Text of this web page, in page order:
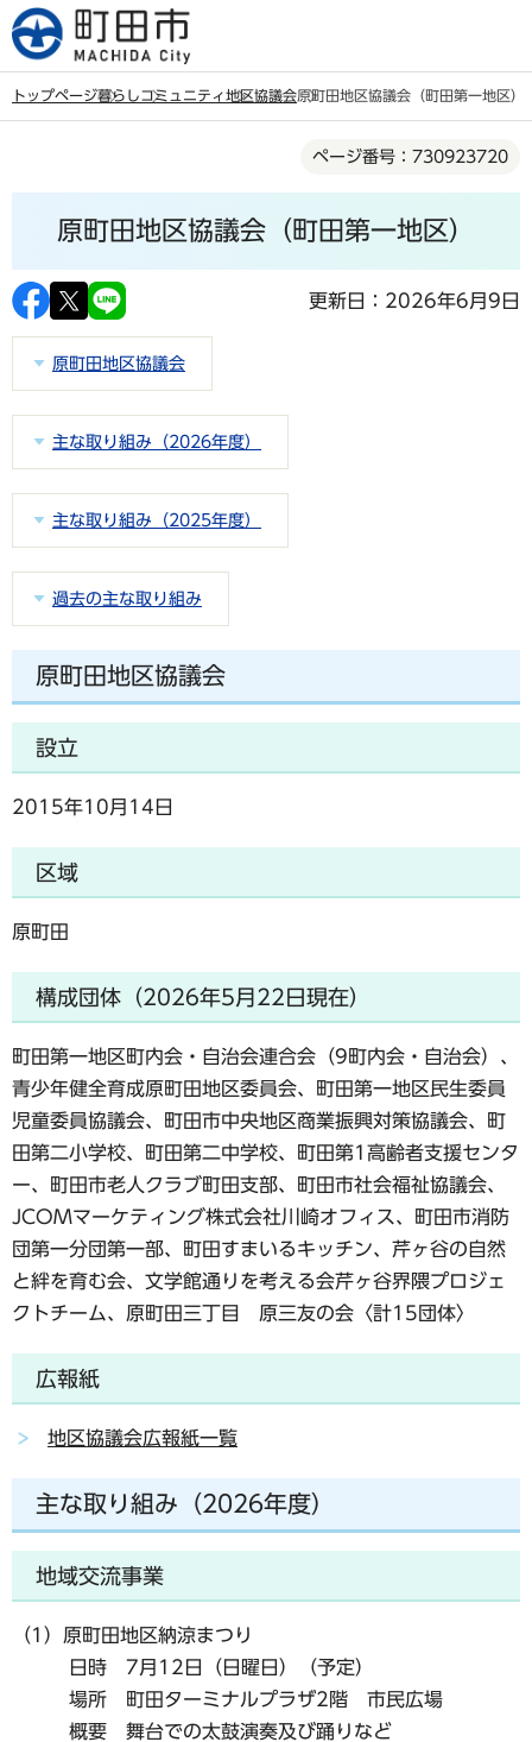
こ
の
す
トップページ暮らしコミュニティ地区協議会原町田地区協議会（町田第一地区）
ら
ページ番号：730923720
原町田地区協議会（町田第一地区）
更新日：2026年6月9日
原町田地区協議会
主な取り組み（2026年度）
主な取り組み（2025年度）
過去の主な取り組み
原町田地区協議会
設立
2015年10月14日
区域
原町田
構成団体（2026年5月22日現在）
町田第一地区町内会・自治会連合会（9町内会・自治会）、
青少年健全育成原町田地区委員会、町田第一地区民生委員
児童委員協議会、町田市中央地区商業振興対策協議会、町
田第二小学校、町田第二中学校、町田第1高齢者支援センタ
ー、町田市老人クラブ町田支部、町田市社会福祉協議会、
JCOMマーケティング株式会社川崎オフィス、町田市消防
団第一分団第一部、町田すまいるキッチン、芹ヶ谷の自然
と絆を育む会、文学館通りを考える会芹ヶ谷界隈プロジェ
クトチーム、原町田三丁目 原三友の会〈計15団体〉
広報紙
地区協議会広報紙一覧
主な取り組み（2026年度）
地域交流事業
（1）原町田地区納涼まつり
日時 7月12日（日曜日）（予定）
場所 町田ターミナルプラザ2階 市民広場
概要 舞台での太鼓演奏及び踊りなど